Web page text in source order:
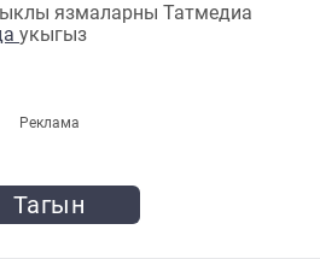
язмаларны Татмедиа
укыгыз
Реклама
Тагын